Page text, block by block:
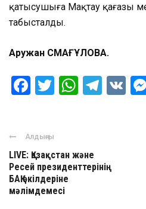
қатысушыға Мақтау қағазы
табысталды.
Аружан СМАҒҰЛОВА.
Facebook
Twitter
Алдыңғы
LIVE: Қазақстан және
Ресей президенттерінің
БАҚ өкілдеріне
мәлімдемесі